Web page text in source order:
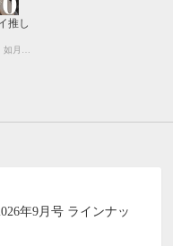
推し
年9月号 ラインナッ